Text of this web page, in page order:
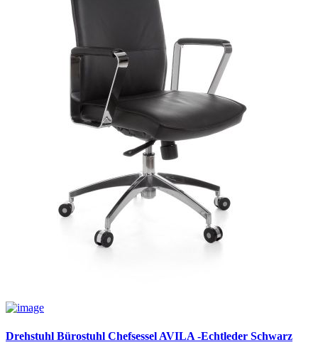
Drehstuhl Bürostuhl Chefsessel AVILA -Echtleder Schwarz